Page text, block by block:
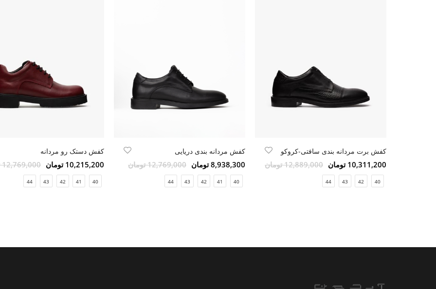
کفش برت مردانه بندی سافتی-کروکو
10,311,200 تومان 12,889,000 تومان
40
42
43
44
کفش مردانه بندی دریایی
8,938,300 تومان 12,769,000 تومان
40
41
42
43
44
کفش دستک رو مردانه
10,215,200 تومان 12,769,000 تومان
40
41
42
43
44